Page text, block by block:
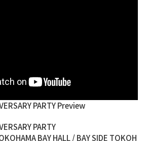
PARTY Preview
PARTY
BAY HALL / BAY SIDE TOKOH